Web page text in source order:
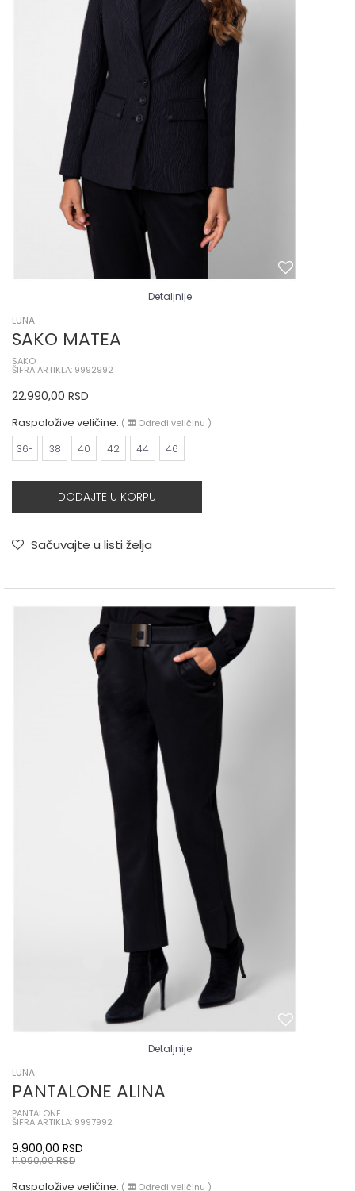
Detaljnije
LUNA
SAKO MATEA
SAKO
ŠIFRA ARTIKLA: 9992992
22.990,00 RSD
Raspoložive veličine: ( Odredi veličinu )
36- 38 40 42 44 46
DODAJTE U KORPU
Sačuvajte u listi želja
Detaljnije
LUNA
PANTALONE ALINA
PANTALONE
ŠIFRA ARTIKLA: 9997992
9.900,00 RSD
11.990,00RSD
Raspoložive veličine: ( Odredi veličinu )